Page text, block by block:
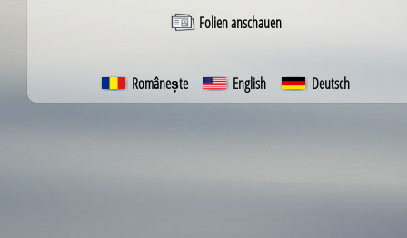
Folien anschauen
Românește English Deutsch